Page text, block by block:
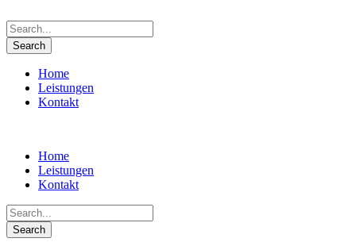
Home
Leistungen
Kontakt
Home
Leistungen
Kontakt